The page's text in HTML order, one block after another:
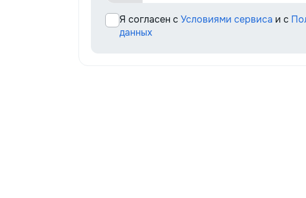
Я согласен с Условиями сервиса и с
данных